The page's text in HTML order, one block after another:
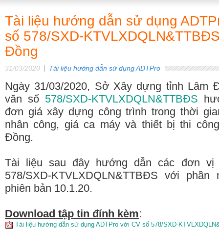
Tài liệu hướng dẫn sử dụng
số 578/SXD-
Đồng
31/03/2020 Tài liệu hướng dẫn sử dụng ADTPro
Ngày 31/03/2020, Sở Xây dựng tỉnh Lâm
văn số 578/SXD-KTVLXDQLN&TTBĐS
đơn giá xây dựng công trình trong thời
nhân công, giá ca máy và thiết bị thi
Đồng.
Tài liệu sau đây hướng dẫn các đơn vị
578/SXD-KTVLXDQLN&TTBĐS với
phiên bản 10.1.20.
Download tập tin đính kèm:
Tài liệu hướng dẫn sử dụng ADTPro với CV số 578/SXD-